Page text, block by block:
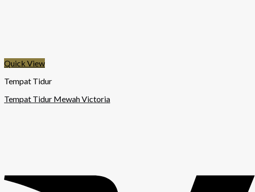
Quick View
Tempat Tidur
Tempat Tidur Mewah Victoria